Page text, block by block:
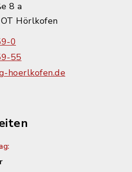
8 a
Hörlkofen
0
55
hoerlkofen.de